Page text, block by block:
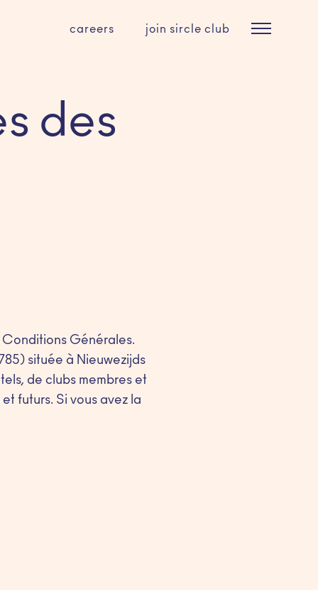
careers join sircle club
des
Générales.
située à Nieuwezijds
de clubs membres et
futurs. Si vous avez la